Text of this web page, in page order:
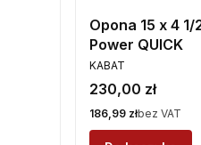
Opona 15 x 4
Power QUICK
PRODUCENT
KABAT
Cena
230,00 zł
Cena
186,99 złbez VAT